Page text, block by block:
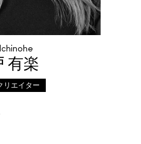
有楽
リエイター